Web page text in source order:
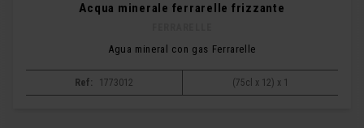
Acqua minerale ferrarelle frizzante
Agua mineral con gas Ferrarelle
Ref: 1773012 (75cl x 12) x 1